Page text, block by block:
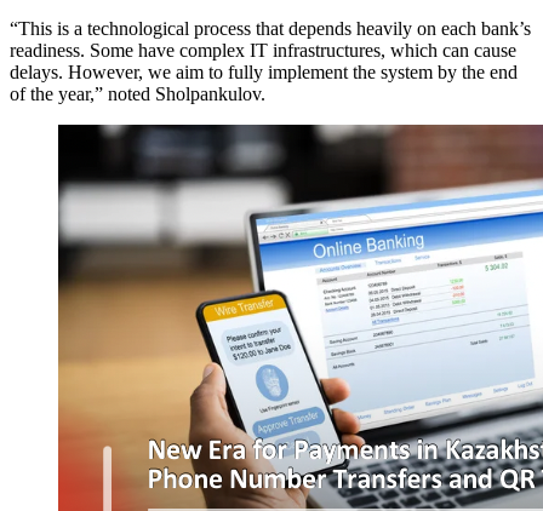
“This is a technological process that depends heavily on each bank’s
readiness. Some have complex IT infrastructures, which can cause
delays. However, we aim to fully implement the system by the end
of the year,” noted Sholpankulov.